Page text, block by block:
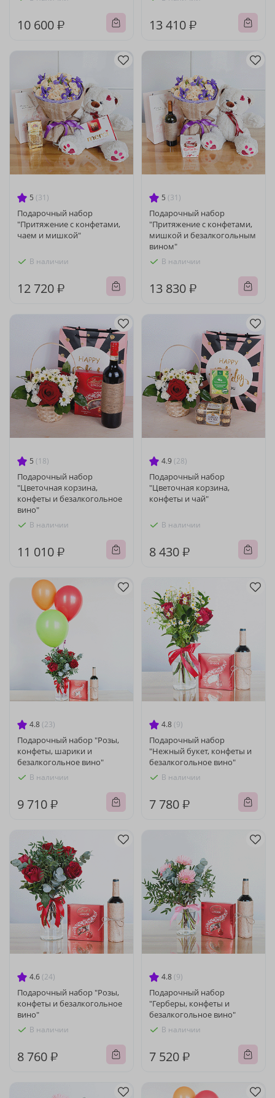
10 600 ₽ 13 410 ₽
5 (31)
Подарочный набор
"Притяжение с конфетами,
чаем и мишкой"
В наличии
12 720 ₽
5 (31)
Подарочный набор
"Притяжение с конфетами,
мишкой и безалкогольным
вином"
В наличии
13 830 ₽
5 (18)
Подарочный набор
"Цветочная корзина,
конфеты и безалкогольное
вино"
В наличии
11 010 ₽
4.9 (28)
Подарочный набор
"Цветочная корзина,
конфеты и чай"
В наличии
8 430 ₽
4.8 (23)
Подарочный набор "Розы,
конфеты, шарики и
безалкогольное вино"
В наличии
9 710 ₽
4.8 (9)
Подарочный набор
"Нежный букет, конфеты и
безалкогольное вино"
В наличии
7 780 ₽
4.6 (24)
Подарочный набор "Розы,
конфеты и безалкогольное
вино"
В наличии
8 760 ₽
4.8 (9)
Подарочный набор
"Герберы, конфеты и
безалкогольное вино"
В наличии
7 520 ₽